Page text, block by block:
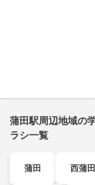
蒲田駅周辺地域の
ラシ一覧
蒲田 西蒲田